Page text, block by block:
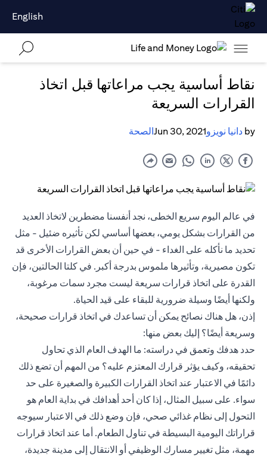
English
نقاط أساسية يجب مراعاتها قبل اتخاذ
القرارات السريعة
by دانيا نويزوJun 30, 2021الصحة
في عالم اليوم سريع الخطى، نجد أنفسنا مضطرين لاتخاذ العديد
من القرارات بشكل يومي، بعضها أساسي لكن تأثيره ضئيل - مثل
تحديد ما نأكله على الغداء - في حين أن بعض القرارات الأخرى قد
تكون مصيرية، وتأثيرها ملموس بدرجة أكبر. في كلتا الحالتين، فإن
القدرة على اتخاذ قرارات سريعة ليست مجرد سمات مرغوبة،
ولكنها أيضًا وسيلة ضرورية للبقاء على قيد الحياة.
إذن، هل هناك نصائح يمكن أن تساعدك في اتخاذ قرارات صحيحة،
وسريعة أيضًا؟ إليك بعض منها:
حدد هدفك وتعمق في دراسته: ما الهدف العام الذي تحاول
تحقيقه، وكيف يؤثر قرارك المعتزم عليه؟ من المهم أن تضع ذلك
دائمًا في الاعتبار عند اتخاذ القرارات الكبيرة والصغيرة على حد
سواء. على سبيل المثال، إذا كان أحد أهدافك في بداية العام هو
التحول إلى نظام غذائي صحي، فإن وضع ذلك في الاعتبار سيوجه
قراراتك اليومية البسيطة في تناول الطعام. أما عند اتخاذ قرارات
مهمة، مثل تغيير مسارك الوظيفي أو الانتقال إلى مدينة جديدة،